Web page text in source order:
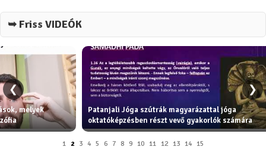
➥ Friss VIDEÓK
❮
melyek
Patanjali Jóga szútrák magyarázattal jóga
oktatóképzésben részt vevő gyakorlók számára
❯
1 2 3 4 5 6 7 8 9 10 11 12 13 14 15